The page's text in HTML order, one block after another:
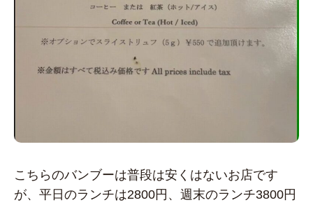
こちらのバンブーは普段は安くはないお店です
が、平日のランチは2800円、週末のランチ3800円